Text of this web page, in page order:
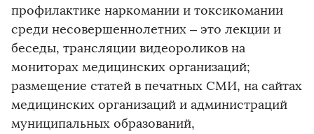
профилактике наркомании и токсикомании
среди несовершеннолетних – это лекции и
беседы, трансляции видеороликов на
мониторах медицинских организаций;
размещение статей в печатных СМИ, на сайтах
медицинских организаций и администраций
муниципальных образований,